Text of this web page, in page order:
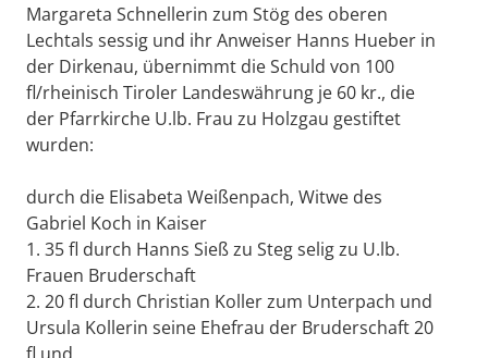
Margareta Schnellerin zum Stög des oberen
Lechtals sessig und ihr Anweiser Hanns Hueber in
der Dirkenau, übernimmt die Schuld von 100
fl/rheinisch Tiroler Landeswährung je 60 kr., die
der Pfarrkirche U.lb. Frau zu Holzgau gestiftet
wurden:
durch die Elisabeta Weißenpach, Witwe des
Gabriel Koch in Kaiser
1. 35 fl durch Hanns Sieß zu Steg selig zu U.lb.
Frauen Bruderschaft
2. 20 fl durch Christian Koller zum Unterpach und
Ursula Kollerin seine Ehefrau der Bruderschaft 20